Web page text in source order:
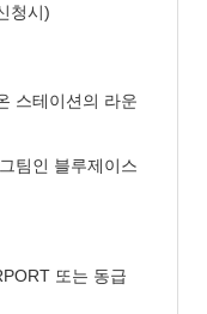
청시)
스테이션의 라운
팀인 블루제이스
또는 동급